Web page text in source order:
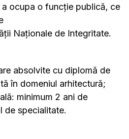
ocupa o funcție publică, ce
Naţionale de Integritate.
absolvite cu diplomă de
în domeniul arhitectură;
minimum 2 ani de
de specialitate.